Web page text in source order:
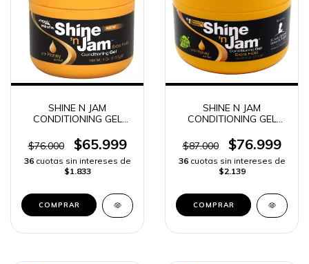
SHINE N JAM
CONDITIONING GEL
$76.000
$65.999
36 cuotas sin intereses de
$1.833
SHINE N JAM
CONDITIONING GEL
$87.000
$76.999
36 cuotas sin intereses de
$2.139